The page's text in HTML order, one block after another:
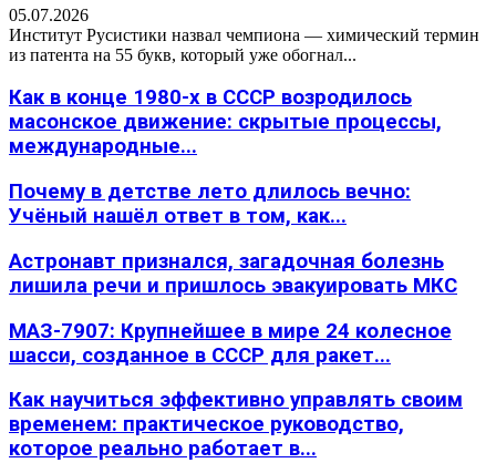
05.07.2026
Институт Русистики назвал чемпиона — химический термин
из патента на 55 букв, который уже обогнал...
Как в конце 1980-х в СССР возродилось
масонское движение: скрытые процессы,
международные...
Почему в детстве лето длилось вечно:
Учёный нашёл ответ в том, как...
Астронавт признался, загадочная болезнь
лишила речи и пришлось эвакуировать МКС
МАЗ-7907: Крупнейшее в мире 24 колесное
шасси, созданное в СССР для ракет...
Как научиться эффективно управлять своим
временем: практическое руководство,
которое реально работает в...